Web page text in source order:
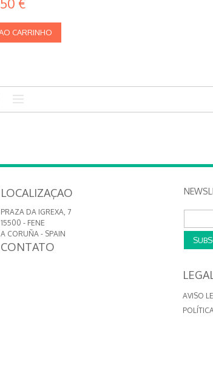
CARRINHO
LOCALIZAÇAO
PRAZA DA IGREXA, 7
15500 - FENE
A CORUÑA - SPAIN
CONTATO
AVISO